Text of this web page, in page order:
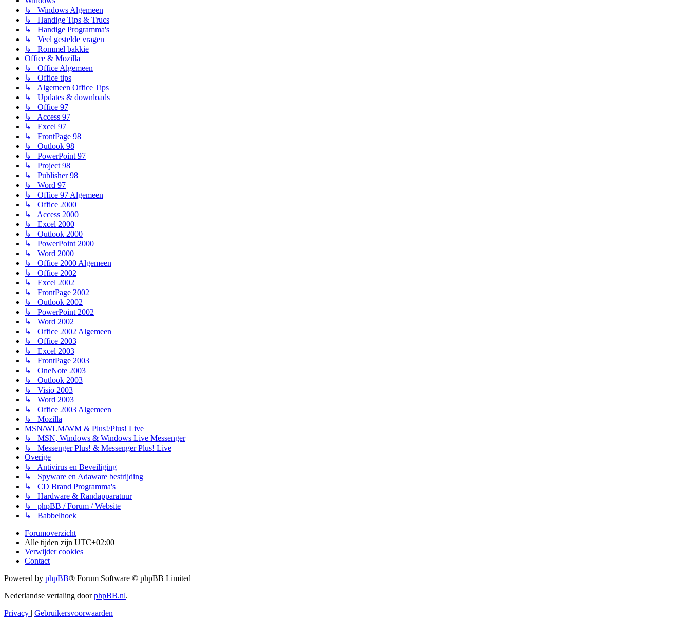
↳ Windows Algemeen
↳ Handige Tips & Trucs
↳ Handige Programma's
↳ Veel gestelde vragen
↳ Rommel bakkie
Office & Mozilla
↳ Office Algemeen
↳ Office tips
↳ Algemeen Office Tips
↳ Updates & downloads
↳ Office 97
↳ Access 97
↳ Excel 97
↳ FrontPage 98
↳ Outlook 98
↳ PowerPoint 97
↳ Project 98
↳ Publisher 98
↳ Word 97
↳ Office 97 Algemeen
↳ Office 2000
↳ Access 2000
↳ Excel 2000
↳ Outlook 2000
↳ PowerPoint 2000
↳ Word 2000
↳ Office 2000 Algemeen
↳ Office 2002
↳ Excel 2002
↳ FrontPage 2002
↳ Outlook 2002
↳ PowerPoint 2002
↳ Word 2002
↳ Office 2002 Algemeen
↳ Office 2003
↳ Excel 2003
↳ FrontPage 2003
↳ OneNote 2003
↳ Outlook 2003
↳ Visio 2003
↳ Word 2003
↳ Office 2003 Algemeen
↳ Mozilla
MSN/WLM/WM & Plus!/Plus! Live
↳ MSN, Windows & Windows Live Messenger
↳ Messenger Plus! & Messenger Plus! Live
Overige
↳ Antivirus en Beveiliging
↳ Spyware en Adaware bestrijding
↳ CD Brand Programma's
↳ Hardware & Randapparatuur
↳ phpBB / Forum / Website
↳ Babbelhoek
Forumoverzicht
Alle tijden zijn UTC+02:00
Verwijder cookies
Contact
Powered by phpBB® Forum Software © phpBB Limited
Nederlandse vertaling doorphpBB.nl.
Privacy | Gebruikersvoorwaarden